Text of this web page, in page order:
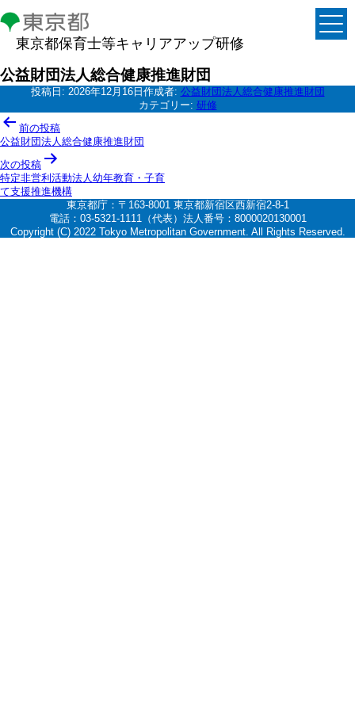
東京都保育士等キャリアアップ研修
公益財団法人総合健康推進財団
投稿日: 2026年12月16日 作成者: 公益財団法人総合健康推進財団
カテゴリー: 研修
投
稿
ナ
ビ
ゲ
ー
前の投稿
公益財団法人総合健康推進財団
次の投稿
特定非営利活動法人幼年教育・子育
て支援推進機構
東京都庁：〒163-8001 東京都新宿区西新宿2-8-1
電話：03-5321-1111（代表）法人番号：8000020130001
Copyright (C) 2022 Tokyo Metropolitan Government. All Rights Reserved.